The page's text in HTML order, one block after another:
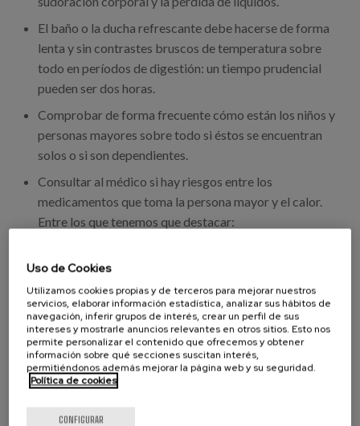
El baño o la ducha refrescante debe hacerse de forma
lenta y sin contrastes bruscos de temperatura sobre
todo en períodos de digestión: un tiempo prudencial
pueden ser dos horas.
Comprobar de forma frecuente cómo están los niños y
personas mayores sobre todo si éstos se encuentran
solos o si son dependientes.
Consultar al médico si hay riesgos entre los
medicamentos que toma la persona mayor y el calor.
Entre los que tenemos que destacar:
Los que favorecen la deshidratación o la pérdida
de electrolitos. El caso más claro son los
diuréticos. especialmente a los pacientes con
enfermedad cardiovascular y del riñón, como la
insuficiencia cardiaca y renal y los dializados
Los que afectan a la funcionalidad del riñón y que
con la subida de las temperaturas pueden
aumentar el riesgo de toxicidad renal:
Uso de Cookies
Utilizamos cookies propias y de terceros para mejorar nuestros
servicios, elaborar información estadística, analizar sus hábitos de
navegación, inferir grupos de interés, crear un perfil de sus
intereses y mostrarle anuncios relevantes en otros sitios. Esto nos
permite personalizar el contenido que ofrecemos y obtener
información sobre qué secciones suscitan interés,
permitiéndonos además mejorar la página web y su seguridad.
Política de cookies
CONFIGURAR